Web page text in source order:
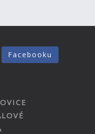
Facebooku